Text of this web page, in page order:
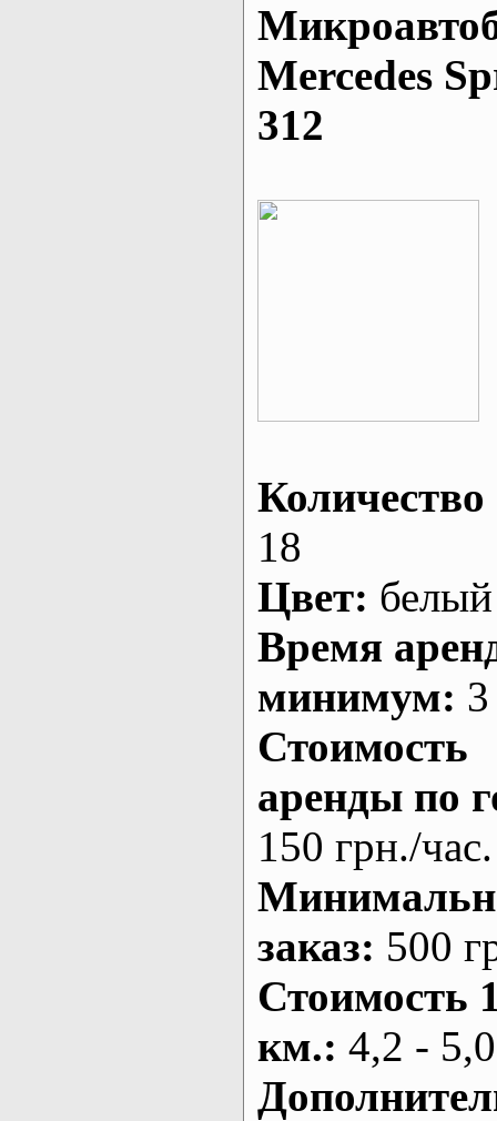
Mеrcedes
312
Количество
18
Цвет: белый
Время
минимум:
Стоимость
аренды по
150 грн./час.
заказ: 500
Стоимость
км.: 4,2 -